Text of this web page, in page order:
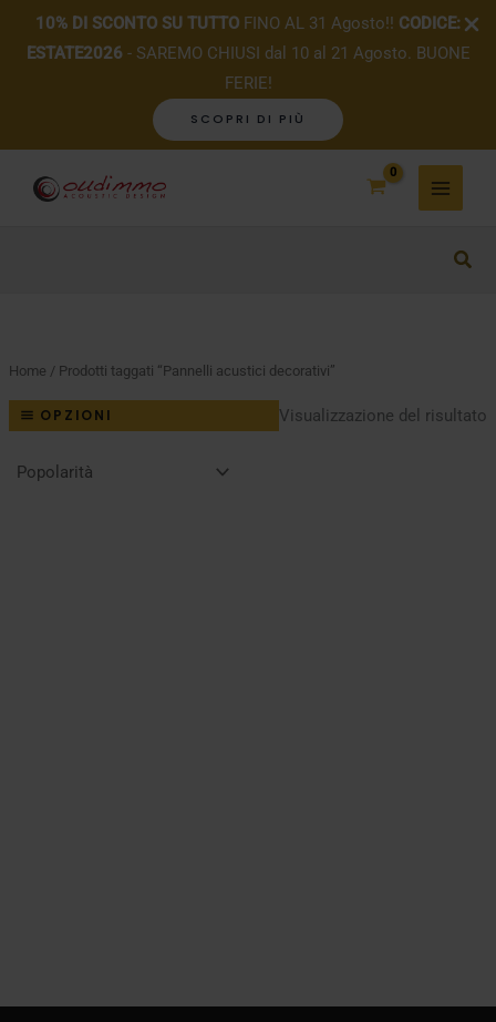
10% DI SCONTO SU TUTTO FINO AL 31 Agosto!! CODICE:
ESTATE2026- SAREMO CHIUSI dal 10 al 21 Agosto. BUONE
FERIE!
SCOPRI DI PIÙ
Home / Prodotti taggati “Pannelli acustici decorativi”
OPZIONI Visualizzazione del risultato